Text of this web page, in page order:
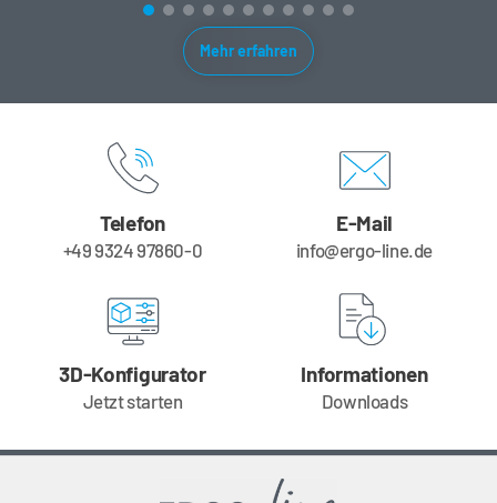
Mehr erfahren
Telefon
+49 9324 97860-0
E-Mail
info@ergo-line.de
3D-Konfigurator
Jetzt starten
Informationen
Downloads